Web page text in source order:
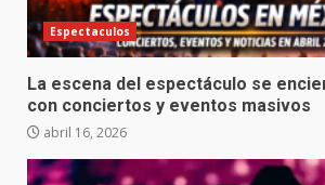
Espectaculos
La escena del espectáculo se
con conciertos y eventos masivos
abril 16, 2026